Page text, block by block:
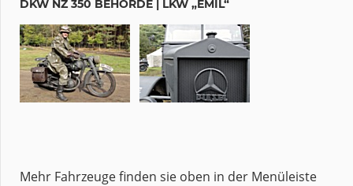
DKW NZ 350 BEHÖRDE | LKW „EMIL“
Mehr Fahrzeuge finden sie oben in der Menüleiste